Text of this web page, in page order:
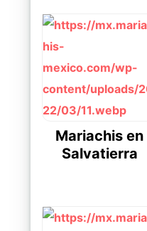
Mariachis en
Salvatierra